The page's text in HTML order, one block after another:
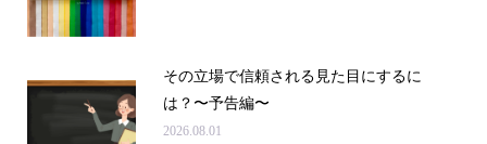
その立場で信頼される見た目にするに
は？〜予告編〜
2026.08.01